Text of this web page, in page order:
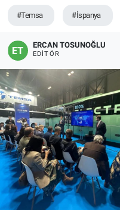
#Temsa #İspanya
ERCAN TOSUNOĞLU
EDITÖR